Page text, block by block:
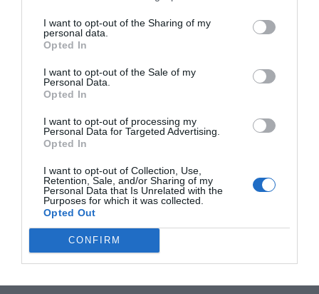
I want to opt-out of the Sharing of my
personal data.
Opted In
I want to opt-out of the Sale of my
Personal Data.
Opted In
I want to opt-out of processing my
Personal Data for Targeted Advertising.
Opted In
I want to opt-out of Collection, Use,
Retention, Sale, and/or Sharing of my
Personal Data that Is Unrelated with the
Purposes for which it was collected.
Opted Out
CONFIRM